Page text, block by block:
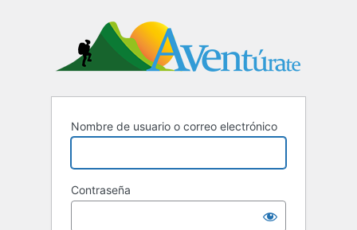
Nombre de usuario o correo electrónico
Contraseña